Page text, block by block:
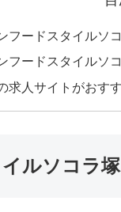
フードスタイルソ
フードスタイルソ
求人サイトがおす
ルソコラ